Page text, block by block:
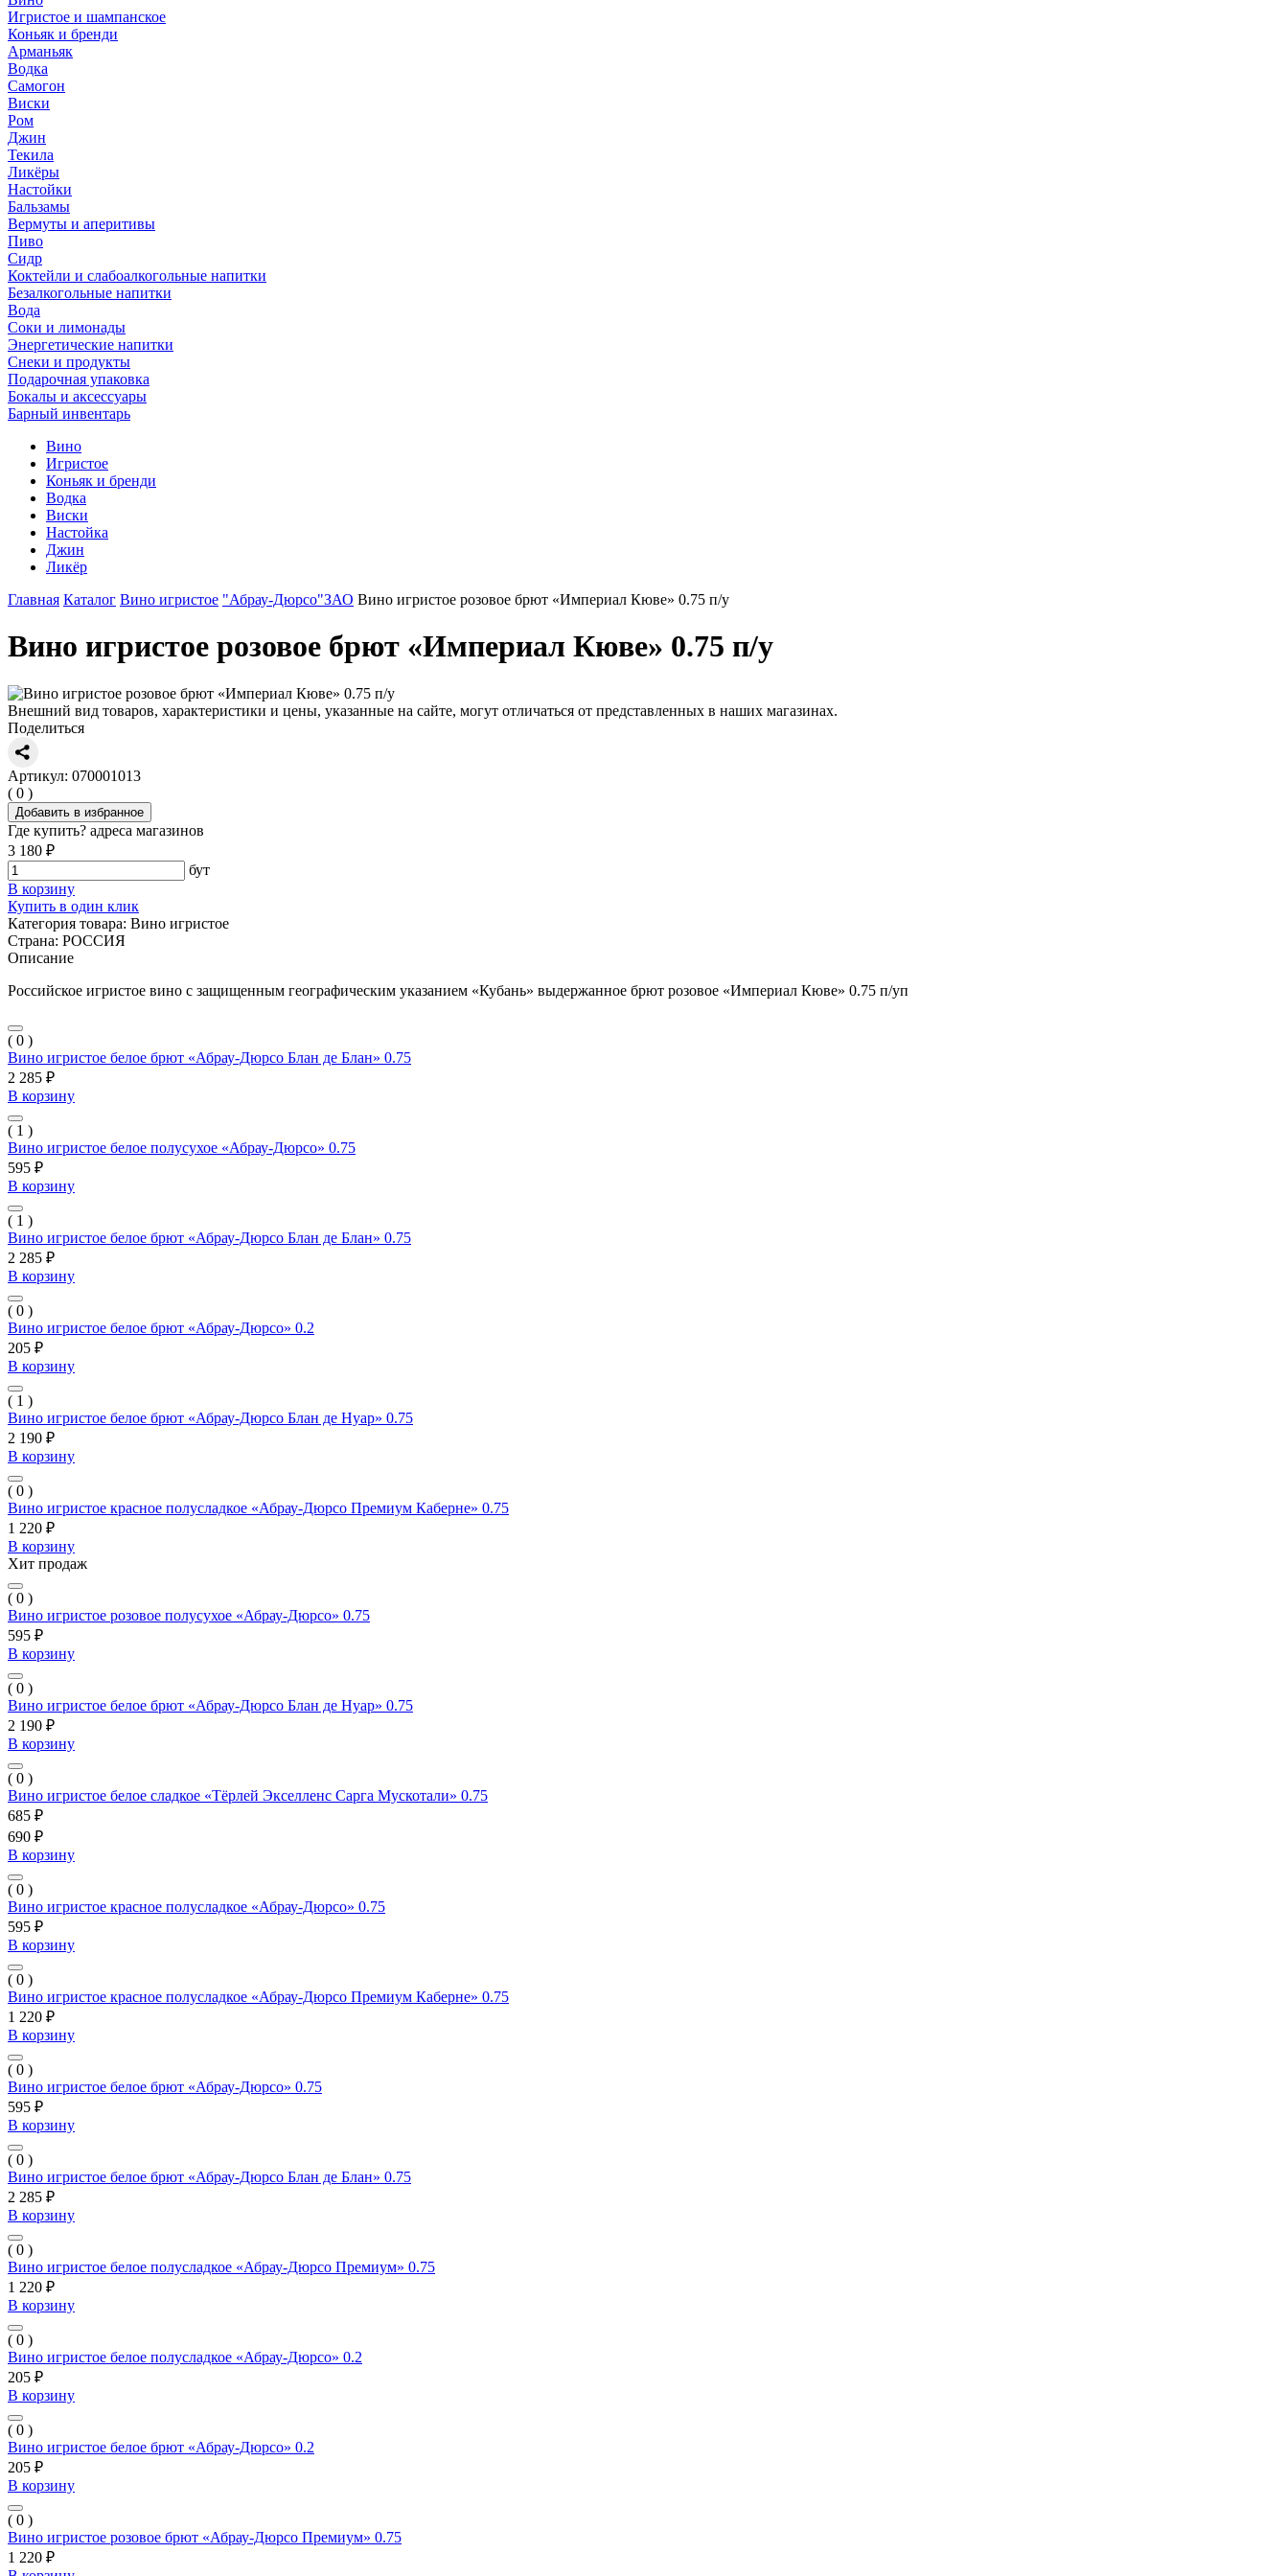
Игристое и шампанское
Коньяк и бренди
Арманьяк
Водка
Самогон
Виски
Ром
Джин
Текила
Ликёры
Настойки
Бальзамы
Вермуты и аперитивы
Пиво
Сидр
Коктейли и слабоалкогольные напитки
Безалкогольные напитки
Вода
Соки и лимонады
Энергетические напитки
Снеки и продукты
Подарочная упаковка
Бокалы и аксессуары
Барный инвентарь
Вино
Игристое
Коньяк и бренди
Водка
Виски
Настойка
Джин
Ликёр
Главная Каталог Вино игристое "Абрау-Дюрсо"ЗАО Вино игристое розовое брют «Империал Кюве» 0.75 п/у
Вино игристое розовое брют «Империал Кюве» 0.75 п/у
Внешний вид товаров, характеристики и цены, указанные на сайте, могут отличаться от представленных в наших магазинах.
Поделиться
Артикул: 070001013
( 0 )
Добавить в избранное
Где купить? адреса магазинов
3 180 ₽
бут
В корзину
Купить в один клик
Категория товара: Вино игристое
Страна: РОССИЯ
Описание
Российское игристое вино с защищенным географическим указанием «Кубань» выдержанное брют розовое «Империал Кюве» 0.75 п/уп
( 0 )
Вино игристое белое брют «Абрау-Дюрсо Блан де Блан» 0.75
2 285 ₽
В корзину
( 1 )
Вино игристое белое полусухое «Абрау-Дюрсо» 0.75
595 ₽
В корзину
( 1 )
Вино игристое белое брют «Абрау-Дюрсо Блан де Блан» 0.75
2 285 ₽
В корзину
( 0 )
Вино игристое белое брют «Абрау-Дюрсо» 0.2
205 ₽
В корзину
( 1 )
Вино игристое белое брют «Абрау-Дюрсо Блан де Нуар» 0.75
2 190 ₽
В корзину
( 0 )
Вино игристое красное полусладкое «Абрау-Дюрсо Премиум Каберне» 0.75
1 220 ₽
В корзину
Хит продаж
( 0 )
Вино игристое розовое полусухое «Абрау-Дюрсо» 0.75
595 ₽
В корзину
( 0 )
Вино игристое белое брют «Абрау-Дюрсо Блан де Нуар» 0.75
2 190 ₽
В корзину
( 0 )
Вино игристое белое сладкое «Тёрлей Экселленс Сарга Мускотали» 0.75
685 ₽
690 ₽
В корзину
( 0 )
Вино игристое красное полусладкое «Абрау-Дюрсо» 0.75
595 ₽
В корзину
( 0 )
Вино игристое красное полусладкое «Абрау-Дюрсо Премиум Каберне» 0.75
1 220 ₽
В корзину
( 0 )
Вино игристое белое брют «Абрау-Дюрсо» 0.75
595 ₽
В корзину
( 0 )
Вино игристое белое брют «Абрау-Дюрсо Блан де Блан» 0.75
2 285 ₽
В корзину
( 0 )
Вино игристое белое полусладкое «Абрау-Дюрсо Премиум» 0.75
1 220 ₽
В корзину
( 0 )
Вино игристое белое полусладкое «Абрау-Дюрсо» 0.2
205 ₽
В корзину
( 0 )
Вино игристое белое брют «Абрау-Дюрсо» 0.2
205 ₽
В корзину
( 0 )
Вино игристое розовое брют «Абрау-Дюрсо Премиум» 0.75
1 220 ₽